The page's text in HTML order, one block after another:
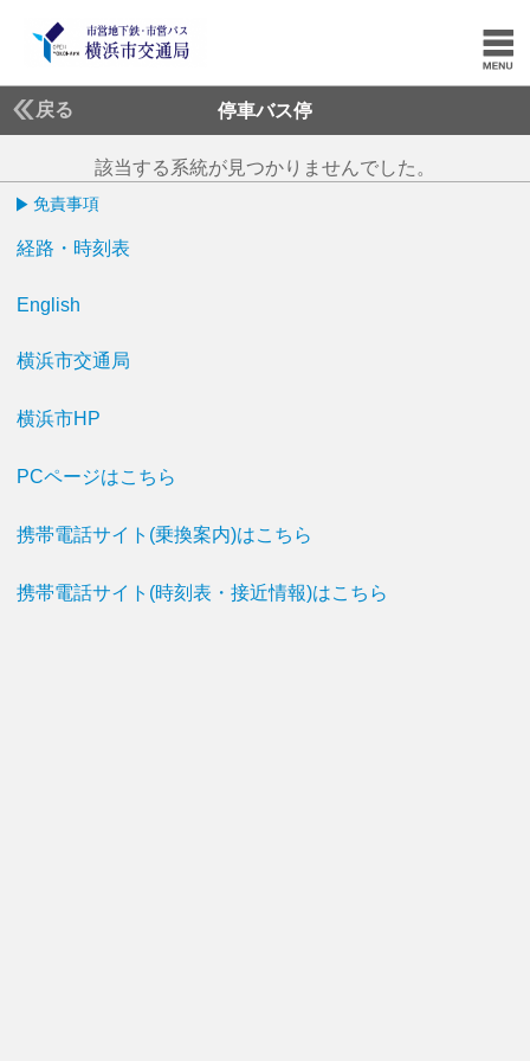
戻る 停車バス停
該当する系統が見つかりませんでした。
免責事項
経路・時刻表
English
横浜市交通局
横浜市HP
PCページはこちら
携帯電話サイト(乗換案内)はこちら
携帯電話サイト(時刻表・接近情報)はこちら